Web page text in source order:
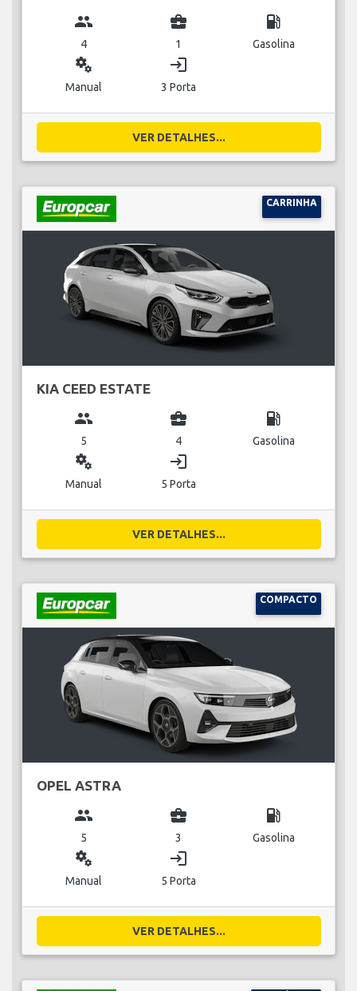
group
4
business_center
1
local_gas_station
Gasolina
miscellaneous_services
Manual
login
3 Porta
VER DETALHES...
CARRINHA
KIA CEED ESTATE
group
5
business_center
4
local_gas_station
Gasolina
miscellaneous_services
Manual
login
5 Porta
VER DETALHES...
COMPACTO
OPEL ASTRA
group
5
business_center
3
local_gas_station
Gasolina
miscellaneous_services
Manual
login
5 Porta
VER DETALHES...